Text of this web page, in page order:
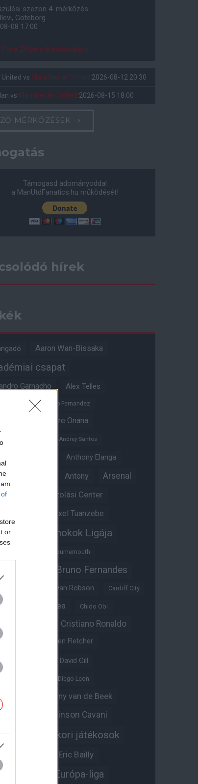
of
or
szezon 4. mérkőzés
Göteborg
08 17:00
0 óra 24 perc 5 másodperc
United vs Manchester United 2026-08-12 20:30
vs Manchester United 2026-08-15 18:00
MÉRKŐZÉSEK
Támogasd adományoddal
a ManUtdFanatics.hu működését!
hírek
Aaron Wan-Bissaka
csapat
Garnacho Alex Telles
Alvaro Fernandez
Andre Onana
Pereira
Andrey Santos
válogatott Anthony Elanga
Martial Antony Arsenal
Villa Átigazolási Center
Axel Tuanzebe
Heaven Bajnokok Ligája
Bournemouth
Bruno Fernandes
Bryan Robson Cardiff City
Chelsea Chido Obi
Cristiano Ronaldo
Palace Darren Fletcher
De Gea David Gill
Diego Leon
Dalot
Donny van de Beek
Edinson Cavani
stáb Egykori játékosok
Eric Bailly
ten Hag Európa-liga